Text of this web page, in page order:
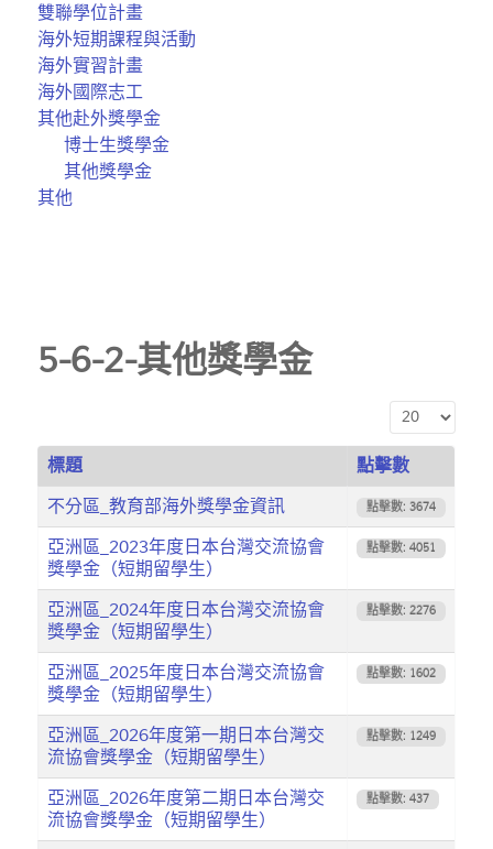
雙聯學位計畫
海外短期課程與活動
海外實習計畫
海外國際志工
其他赴外獎學金
博士生獎學金
其他獎學金
其他
5-6-2-其他獎學金
顯示數目
標題
點擊數
不分區_教育部海外獎學金資訊
點擊數: 3674
亞洲區_2023年度日本台灣交流協會
獎學金（短期留學生）
點擊數: 4051
亞洲區_2024年度日本台灣交流協會
獎學金（短期留學生）
點擊數: 2276
亞洲區_2025年度日本台灣交流協會
獎學金（短期留學生）
點擊數: 1602
亞洲區_2026年度第一期日本台灣交
流協會獎學金（短期留學生）
點擊數: 1249
亞洲區_2026年度第二期日本台灣交
流協會獎學金（短期留學生）
點擊數: 437